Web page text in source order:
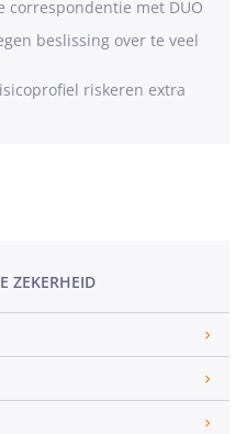
correspondentie met DUO
beslissing over te veel
riskeren extra
ZEKERHEID